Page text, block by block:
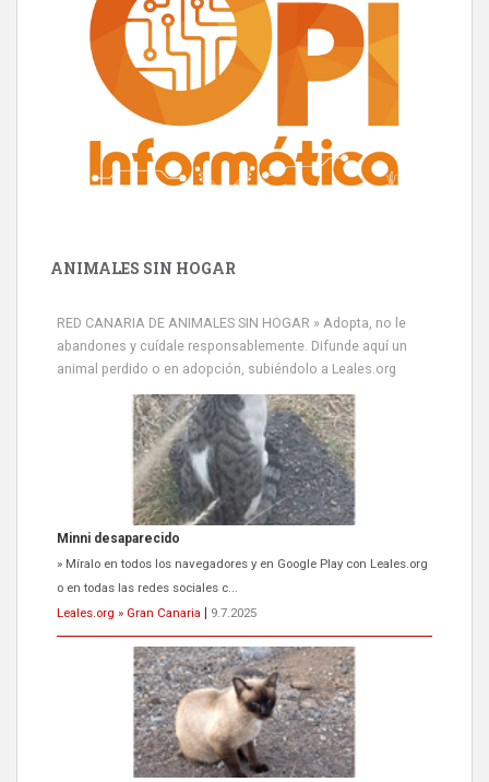
ANIMALES SIN HOGAR
RED CANARIA DE ANIMALES SIN HOGAR » Adopta, no le
abandones y cuídale responsablemente. Difunde aquí un
animal perdido o en adopción, subiéndolo a Leales.org
Siami Perdida
Se llama Siami,es hembra de 4 años,esterilizada con marca de
oreja,cariñosa,mimosa pero miedosa,e...
Leales.org » Gran Canaria
9.7.2025